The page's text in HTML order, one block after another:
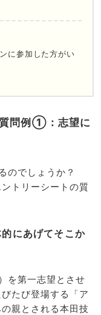
に参加した方がい
問例①：志望に
のでしょうか？
トリーシートの質
にあげてそこか
を第一志望とさせ
たび登場する「ア
親とされる本田技